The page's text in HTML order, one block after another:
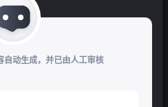
自动生成，并已由人工审核